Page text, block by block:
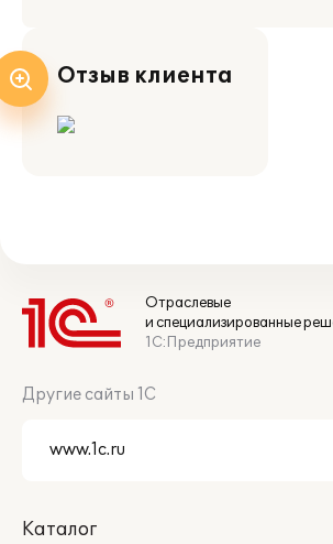
Отзыв клиента
Отраслевые
и специализированные
1С:Предприятие
Другие сайты 1С
Каталог